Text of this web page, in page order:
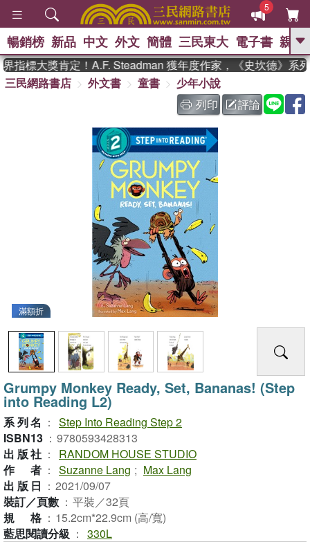
5
GO
熱搜： 東野圭吾 、
、 如果歷史是一群喵 、 暑期
國際布克獎 臺灣漫遊錄 、 方
念華 、 台灣的李登輝時代
孩：黎曼猜想 、 偉大的迷走神經
暢銷榜 新品 中文 外文 簡體 三民東大 電子書 親子
標大獎肯定！A.F. Steadman 獲年度作家，《史坎德》系列
三民網路書店
外文書 童書
少年小說
列印
評論
滿額折
Grumpy Monkey Ready, Set, Bananas! (Step
into Reading L2)
系列名 ： Step Into Reading Step 2
ISBN13 ： 9780593428313
出版社 ：
RANDOM HOUSE STUDIO
作者 ： Suzanne Lang ; Max Lang
出版日 ： 2021/09/07
裝訂／頁數 ： 平裝／32頁
規格 ： 15.2cm*22.9cm (高/寬)
藍思閱讀分級 ： 330L